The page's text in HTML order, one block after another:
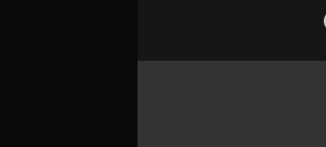
https://